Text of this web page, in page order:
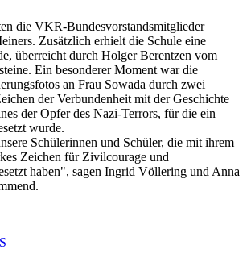
die VKR-Bundesvorstandsmitglieder
Zusätzlich erhielt die Schule eine
überreicht durch Holger Berentzen vom
Ein besonderer Moment war die
an Frau Sowada durch zwei
der Verbundenheit mit der Geschichte
der Opfer des Nazi-Terrors, für die ein
wurde.
Schülerinnen und Schüler, die mit ihrem
Zeichen für Zivilcourage und
haben", sagen Ingrid Völlering und Anna